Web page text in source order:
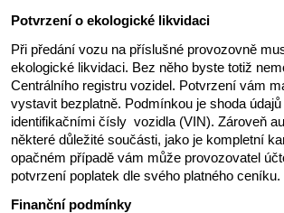
Potvrzení o ekologické likvidaci
Při předání vozu na příslušné provozovně
ekologické likvidaci. Bez něho byste totiž
Centrálního registru vozidel. Potvrzení vám
vystavit bezplatně. Podmínkou je shoda
identifikačními čísly vozidla (VIN). Zároveň
některé důležité součásti, jako je kompletní
opačném případě vám může provozovatel
potvrzení poplatek dle svého platného ceníku.
Finanční podmínky